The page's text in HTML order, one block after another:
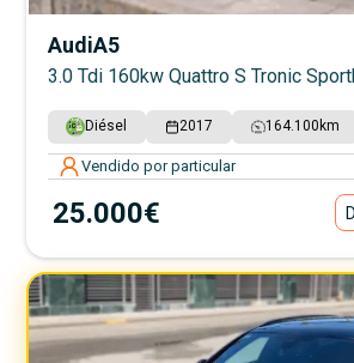
AudiA5
3.0 Tdi 160kw Quattro S Tronic
Diésel 2017 164.100 km
Vendido por particular
25.000€